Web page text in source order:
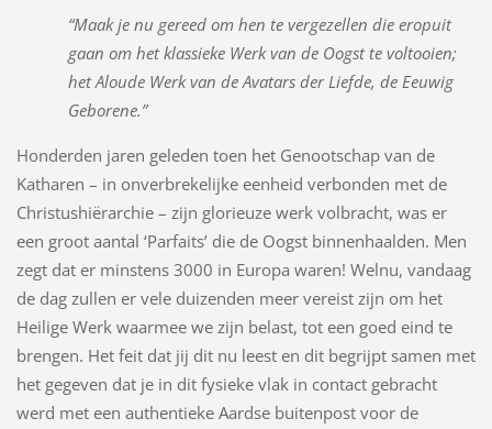
“Maak je nu gereed om hen te vergezellen die eropuit
gaan om het klassieke Werk van de Oogst te voltooien;
het Aloude Werk van de Avatars der Liefde, de Eeuwig
Geborene.”
Honderden jaren geleden toen het Genootschap van de
Katharen – in onverbrekelijke eenheid verbonden met de
Christushiërarchie – zijn glorieuze werk volbracht, was er
een groot aantal ‘Parfaits’ die de Oogst binnenhaalden. Men
zegt dat er minstens 3000 in Europa waren! Welnu, vandaag
de dag zullen er vele duizenden meer vereist zijn om het
Heilige Werk waarmee we zijn belast, tot een goed eind te
brengen. Het feit dat jij dit nu leest en dit begrijpt samen met
het gegeven dat je in dit fysieke vlak in contact gebracht
werd met een authentieke Aardse buitenpost voor de